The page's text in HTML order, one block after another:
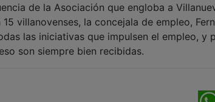
de la Asociación que engloba a
villanovenses, la concejala de empleo,
las iniciativas que impulsen el empleo, y
son siempre bien recibidas.